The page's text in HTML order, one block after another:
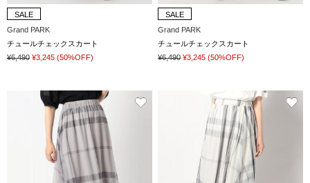
SALE
Grand PARK
チュールチェックスカート
¥6,490 ¥3,245 (50%OFF)
SALE
Grand PARK
チュールチェックスカート
¥6,490 ¥3,245 (50%OFF)